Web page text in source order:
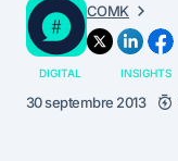
COMK
DIGITAL INSIGHTS
30 septembre 2013